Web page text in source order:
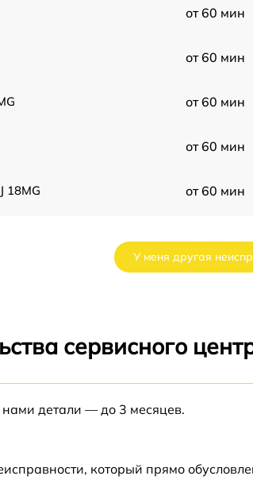
от 60 мин
от 60 мин
от 60 мин
от 60 мин
18MG от 60 мин
У меня другая
сервисного
нами детали — до 3 месяцев.
который прямо